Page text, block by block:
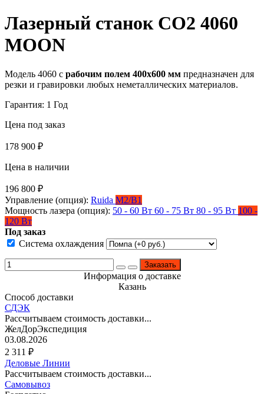
Лазерный станок СО2 4060
MOON
Модель 4060 с рабочим полем 400х600 мм предназначен для
резки и гравировки любых неметаллических материалов.
Гарантия: 1 Год
Цена под заказ
178 900 ₽
Цена в наличии
196 800 ₽
Управление (опция): Ruida M2/B1
Мощность лазера (опция): 50 - 60 Вт 60 - 75 Вт 80 - 95 Вт 100 -
120 Вт
Под заказ
Система охлаждения
Заказать
Информация о доставке
Казань
Способ доставки
СДЭК
Рассчитываем стоимость доставки...
ЖелДорЭкспедиция
03.08.2026
2 311 ₽
Деловые Линии
Рассчитываем стоимость доставки...
Самовывоз